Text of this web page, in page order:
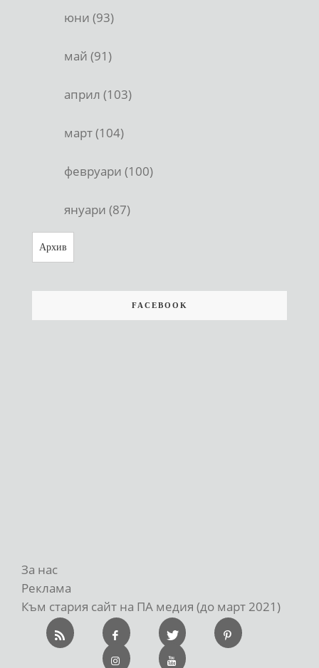
юни (93)
май (91)
април (103)
март (104)
февруари (100)
януари (87)
Архив
FACEBOOK
За нас
Реклама
Към стария сайт на ПА медия (до март 2021)